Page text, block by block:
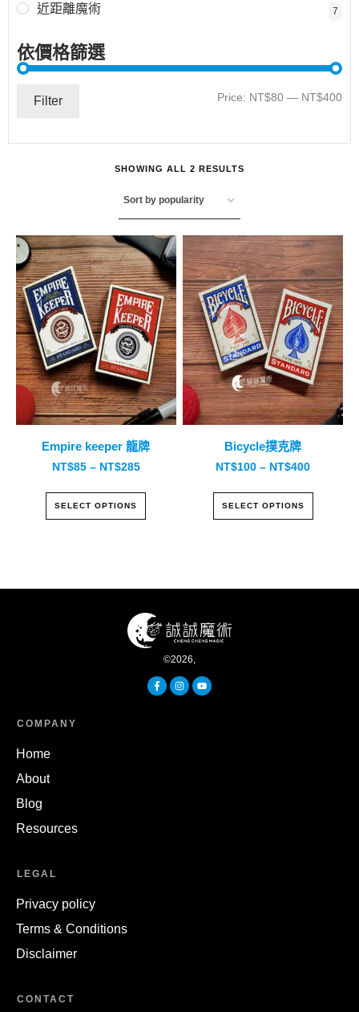
SHOWING ALL 2 RESULTS
Empire keeper 龍牌
NT$85– NT$285
SELECT OPTIONS
This
product
has
multiple
variants.
The
options
may
be
chosen
on
product
page
Bicycle撲克牌
NT$100 – NT$400
SELECT OPTIONS
This
product
has
multiple
variants.
The
options
may
be
chosen
on
the
product
page
近距離魔術 7
依價格篩選
Min
Filter Price: NT$80 — NT$400
©2026,
COMPANY
Home
About
Blog
Resources
LEGAL
Privacy policy
Terms & Conditions
Disclaimer
CONTACT